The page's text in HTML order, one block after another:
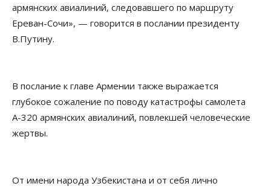
армянских авиалиний, следовавшего по маршруту
Ереван-Сочи», — говорится в послании президенту
В.Путину.
В послание к главе Армении также выражается
глубокое сожаление по поводу катастрофы самолета
А-320 армянских авиалиний, повлекшей человеческие
жертвы.
От имени народа Узбекистана и от себя лично